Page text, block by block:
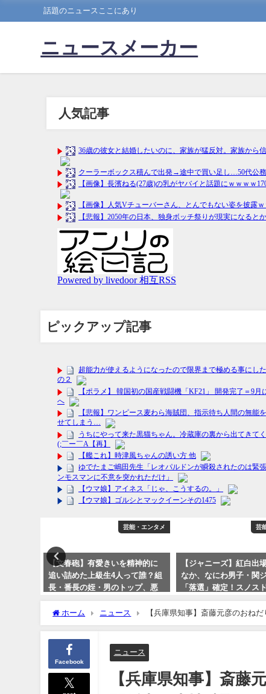
話題のニュースここにあり
ニュースメーカー
人気記事
ピックアップ記事
芸能・エンタメ
【文春砲】有愛きいを精神的に
追い詰めた上級生4人って誰？組
長・番長の姪・男のトップ、悪
魔は違うの？
2023年10月12日
芸
【ジャニーズ】紅白出
なか、なにわ男子・関
「落選」確定！スノス
プリ「可能性あり」の
2023年9月22日
ホーム ニュース 【兵庫県知事】斎藤元彦のおね
Facebook
ニュース
【兵庫県知事】斎藤